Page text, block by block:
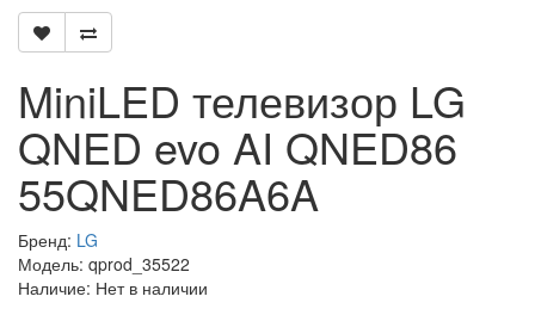
MiniLED телевизор LG
QNED evo AI QNED86
55QNED86A6A
Бренд: LG
Модель: qprod_35522
Наличие: Нет в наличии